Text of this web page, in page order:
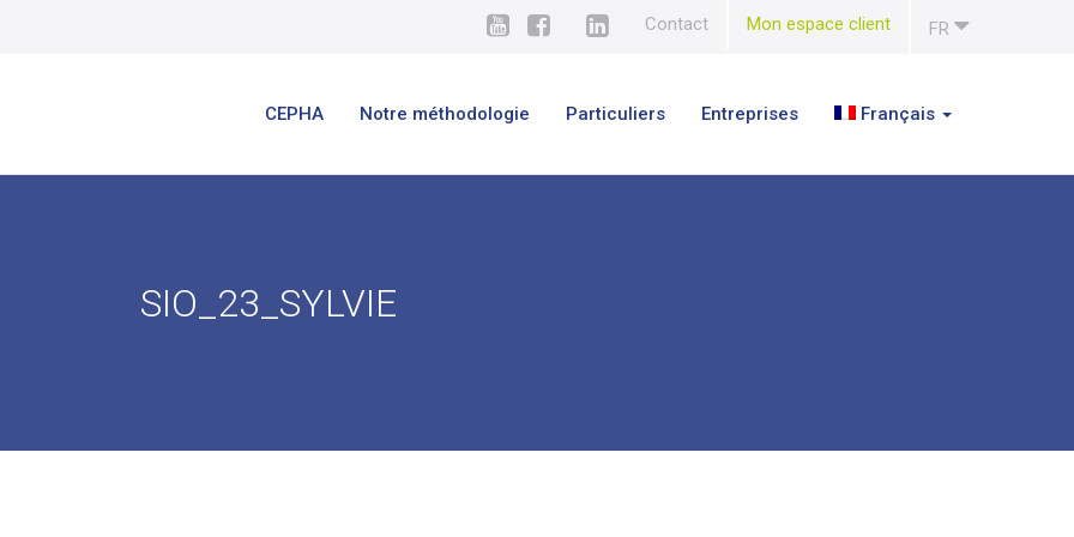
FR
Contact Mon espace client
CEPHA Notre méthodologie Particuliers Entreprises Français
SIO_23_SYLVIE